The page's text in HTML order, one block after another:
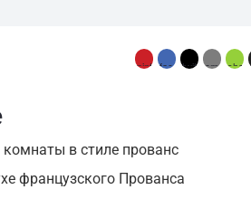
в стиле прованс
французского Прованса